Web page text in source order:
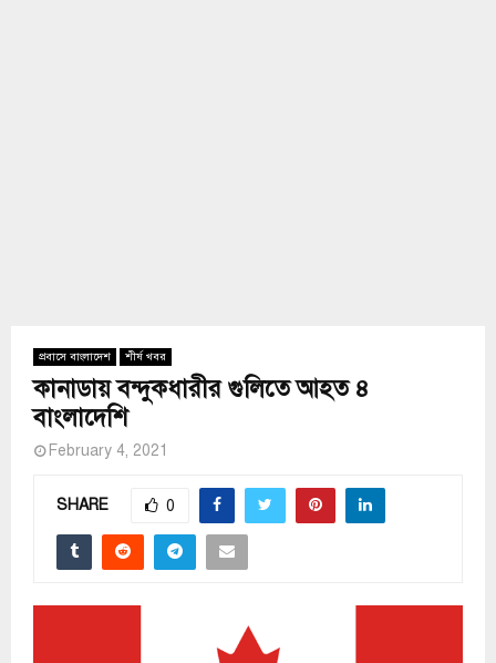
প্রবাসে বাংলাদেশ শীর্ষ খবর
কানাডায় বন্দুকধারীর গুলিতে আহত ৪
বাংলাদেশি
February 4, 2021
SHARE 0